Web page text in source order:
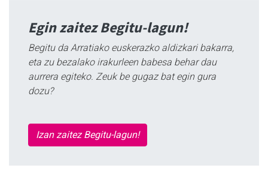
Egin zaitez Begitu-lagun!
Begitu da Arratiako euskerazko aldizkari bakarra,
eta zu bezalako irakurleen babesa behar dau
aurrera egiteko. Zeuk be gugaz bat egin gura
dozu?
Izan zaitez Begitu-lagun!